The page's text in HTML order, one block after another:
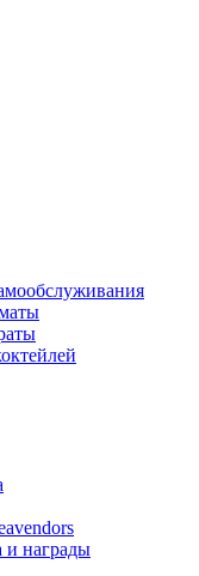
и награды